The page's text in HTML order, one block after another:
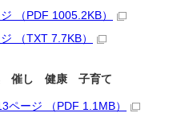
（PDF 1005.2KB）
（TXT 7.7KB）
催し 健康 子育て
ページ （PDF 1.1MB）